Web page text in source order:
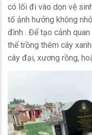
có lối đi vào dọn vệ
tố ảnh hưởng không
đình . Để tạo cảnh
thể trồng thêm cây
cây đại, xương rồng,